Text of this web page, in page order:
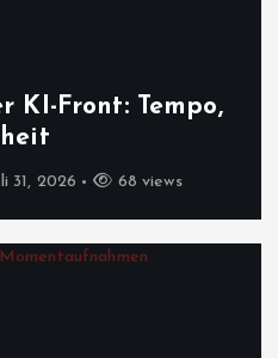
KI-Front: Tempo,
31, 2026 68 views